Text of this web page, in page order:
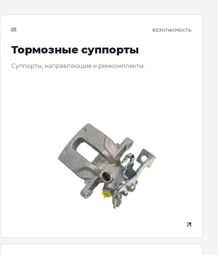
01 БЕЗОПАСНОСТЬ
Тормозные суппорты
Суппорты, направляющие и ремкомплекты.